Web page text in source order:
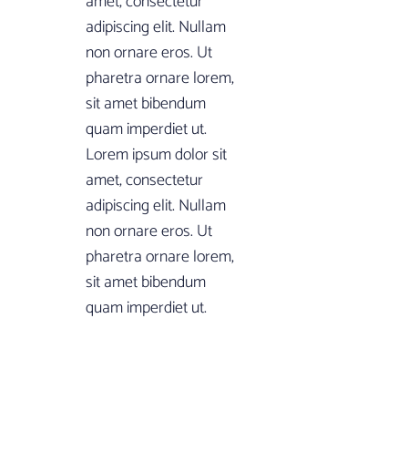
adipiscing elit. Nullam
non ornare eros. Ut
pharetra ornare lorem,
sit amet bibendum
quam imperdiet ut.
Lorem ipsum dolor sit
amet, consectetur
adipiscing elit. Nullam
non ornare eros. Ut
pharetra ornare lorem,
sit amet bibendum
quam imperdiet ut.